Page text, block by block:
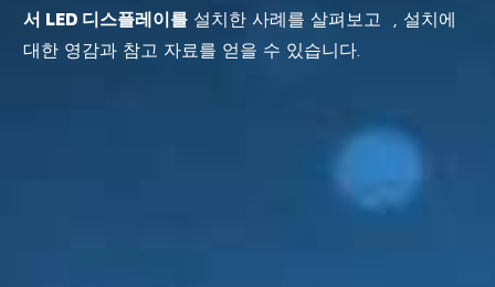
서 LED 디스플레이를설치한 사례를 살펴보고 , 설치에
대한 영감과 참고 자료를 얻을 수 있습니다.